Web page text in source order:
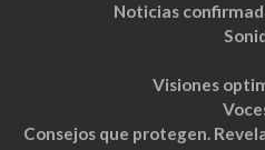
Noticias
Visiones
Consejos que protegen.